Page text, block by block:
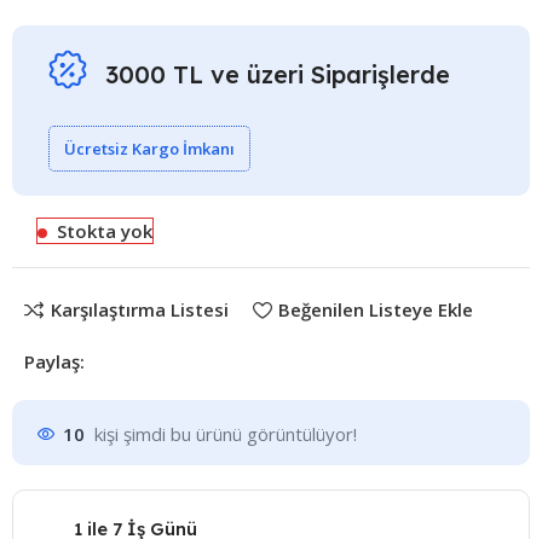
3000 TL ve üzeri Siparişlerde
Ücretsiz Kargo İmkanı
Stokta yok
Karşılaştırma Listesi Beğenilen Listeye Ekle
Paylaş:
10 kişi şimdi bu ürünü görüntülüyor!
1 ile 7 İş Günü